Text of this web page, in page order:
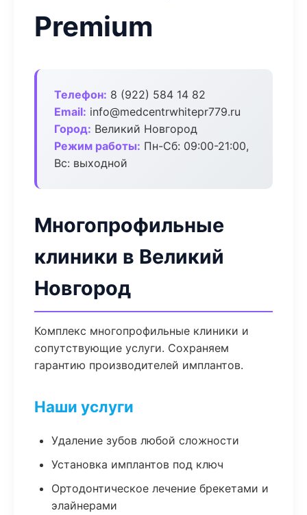
Premium
Телефон: 8 (922) 584 14 82
Email: info@medcentrwhitepr779.ru
Город: Великий Новгород
Режим работы: Пн-Сб: 09:00-21:00,
Вс: выходной
Многопрофильные
клиники в Великий
Новгород
Комплекс многопрофильные клиники и
сопутствующие услуги. Сохраняем
гарантию производителей имплантов.
Наши услуги
Удаление зубов любой сложности
Установка имплантов под ключ
Ортодонтическое лечение брекетами и
элайнерами